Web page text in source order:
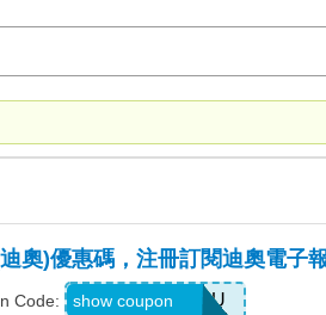
奧)優惠碼，注冊訂閱迪奧電子
Code: WELCOMEYOU
show coupon